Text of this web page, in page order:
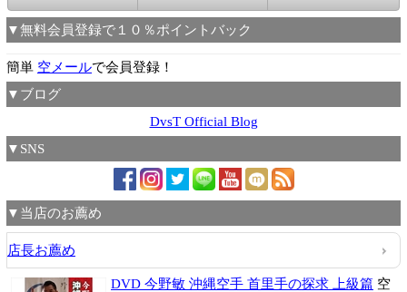
▼無料会員登録で１０％ポイントバック
簡単 空メールで会員登録！
▼ブログ
DvsT Official Blog
▼SNS
▼当店のお薦め
店長お薦め
DVD 今野敏 沖縄空手 首里手の探求 上級篇 空